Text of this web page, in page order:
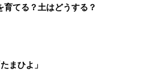
育てる？土はどうする？
まひよ」